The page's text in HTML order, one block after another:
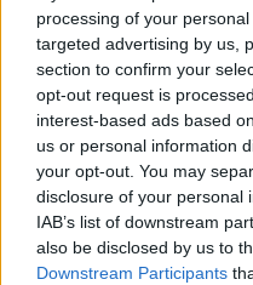
processing of your
targeted advertising by us,
section to confirm your
opt-out request is
interest-based ads based
us or personal information
your opt-out. You may
disclosure of your personal
IAB’s list of downstream
also be disclosed by us to
Downstream Participants
Skywalker να
Mandalorian και μένει
ικανότητες του μετά
από τον Jedi. Πάντως,
γνωρίζουμε πως οι δυο